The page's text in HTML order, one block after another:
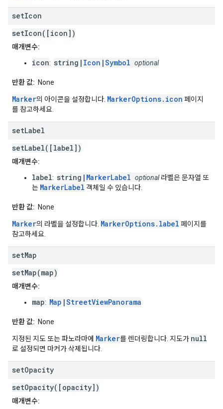
setIcon
setIcon([icon])
매개변수:
icon: string| Icon |Symbol optional
반환 값: None
Marker의 아이콘을 설정합니다. MarkerOptions.icon 페이지
를 참고하세요.
setLabel
setLabel([label])
매개변수:
label: string| MarkerLabel optional라벨은 문자열 또
는 MarkerLabel 객체일 수 있습니다.
반환 값: None
Marker의 라벨을 설정합니다. MarkerOptions.label 페이지를
참고하세요.
setMap
setMap(map)
매개변수:
map: Map |StreetViewPanorama
반환 값: None
지정된 지도 또는 파노라마에 Marker를 렌더링합니다. 지도가 null
로 설정되면 마커가 삭제됩니다.
setOpacity
setOpacity([opacity])
매개변수: